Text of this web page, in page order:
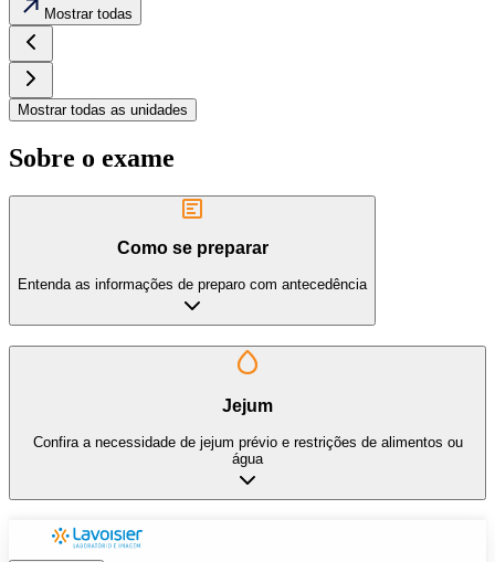
Mostrar todas
Mostrar todas as unidades
Sobre o exame
Como se preparar
Entenda as informações de preparo com antecedência
Jejum
Confira a necessidade de jejum prévio e restrições de alimentos ou
água